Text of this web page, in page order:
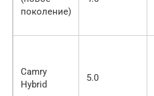
поколение)
Camry
Hybrid
5.0